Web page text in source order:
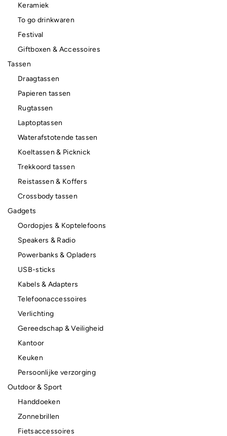
Keramiek
To go drinkwaren
Festival
Giftboxen & Accessoires
Tassen
Draagtassen
Papieren tassen
Rugtassen
Laptoptassen
Waterafstotende tassen
Koeltassen & Picknick
Trekkoord tassen
Reistassen & Koffers
Crossbody tassen
Gadgets
Oordopjes & Koptelefoons
Speakers & Radio
Powerbanks & Opladers
USB-sticks
Kabels & Adapters
Telefoonaccessoires
Verlichting
Gereedschap & Veiligheid
Kantoor
Keuken
Persoonlijke verzorging
Outdoor & Sport
Handdoeken
Zonnebrillen
Fietsaccessoires